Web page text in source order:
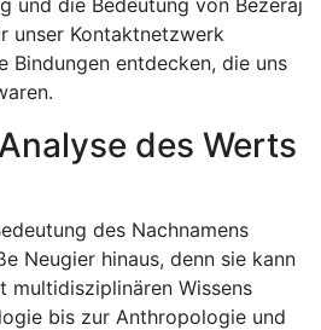
und die Bedeutung von Bezeraj
unser Kontaktnetzwerk
Bindungen entdecken, die uns
des Werts
des Nachnamens
Neugier hinaus, denn sie kann
multidisziplinären Wissens
bis zur Anthropologie und